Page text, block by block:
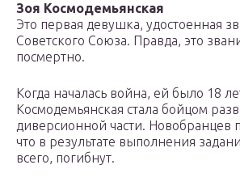
Зоя Космодемьянская
Это первая девушка, удостоенная
Советского Союза. Правда, это
посмертно.
Когда началась война, ей было 18
Космодемьянская стала бойцом
диверсионной части. Новобранцев
что в результате выполнения
всего, погибнут.